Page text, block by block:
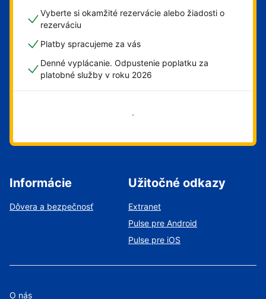
Vyberte si okamžité rezervácie alebo žiadosti o
rezerváciu
Platby spracujeme za vás
Denné vyplácanie. Odpustenie poplatku za
platobné služby v roku 2026
Informácie
Dôvera a bezpečnosť
Užitočné odkazy
Extranet
Pulse pre Android
Pulse pre iOS
O nás